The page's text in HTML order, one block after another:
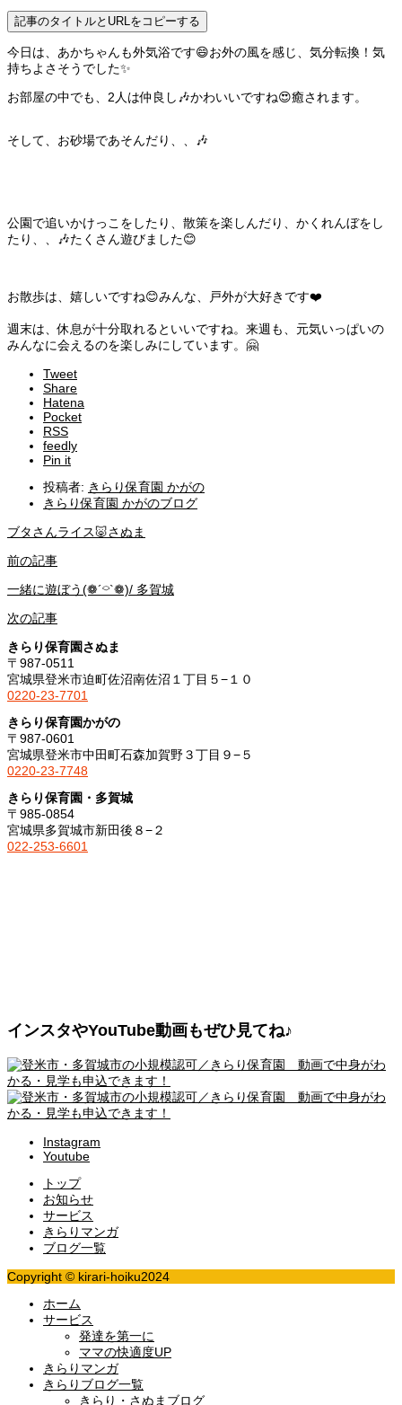
記事のタイトルとURLをコピーする
今日は、あかちゃんも外気浴です😄お外の風を感じ、気分転換！気
持ちよさそうでした✨
お部屋の中でも、2人は仲良し🎶かわいいですね😍癒されます。
そして、お砂場であそんだり、、🎶
公園で追いかけっこをしたり、散策を楽しんだり、かくれんぼをし
たり、、🎶たくさん遊びました😊
お散歩は、嬉しいですね😊みんな、戸外が大好きです❤️
週末は、休息が十分取れるといいですね。来週も、元気いっぱいの
みんなに会えるのを楽しみにしています。🤗
Tweet
Share
Hatena
Pocket
RSS
feedly
Pin it
投稿者: きらり保育園 かがの
きらり保育園 かがのブログ
ブタさんライス🐷さぬま
前の記事
一緒に遊ぼう(❁´⌔`❁)/ 多賀城
次の記事
きらり保育園さぬま
〒987-0511
宮城県登米市迫町佐沼南佐沼１丁目５−１０
0220-23-7701
きらり保育園かがの
〒987-0601
宮城県登米市中田町石森加賀野３丁目９−５
0220-23-7748
きらり保育園・多賀城
〒985-0854
宮城県多賀城市新田後８−２
022-253-6601
インスタやYouTube動画もぜひ見てね♪
Instagram
Youtube
トップ
お知らせ
サービス
きらりマンガ
ブログ一覧
Copyright © kirari-hoiku2024
ホーム
サービス
発達を第一に
ママの快適度UP
きらりマンガ
きらりブログ一覧
きらり・さぬまブログ